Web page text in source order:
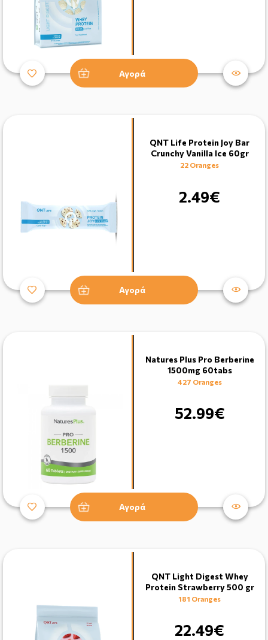
Αγορά
QNT Life Protein Joy Bar
Crunchy Vanilla Ice 60gr
22 Oranges
2.49€
Αγορά
Natures Plus Pro Berberine
1500mg 60tabs
427 Oranges
52.99€
Αγορά
QNT Light Digest Whey
Protein Strawberry 500 gr
181 Oranges
22.49€